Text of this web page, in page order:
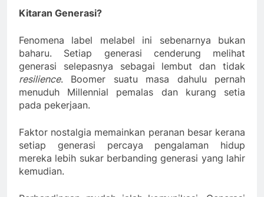
Kitaran Generasi?
Fenomena label melabel ini sebenarnya bukan
baharu. Setiap generasi cenderung melihat
generasi selepasnya sebagai lembut dan tidak
resilience. Boomer suatu masa dahulu pernah
menuduh Millennial pemalas dan kurang setia
pada pekerjaan.
Faktor nostalgia memainkan peranan besar kerana
setiap generasi percaya pengalaman hidup
mereka lebih sukar berbanding generasi yang lahir
kemudian.